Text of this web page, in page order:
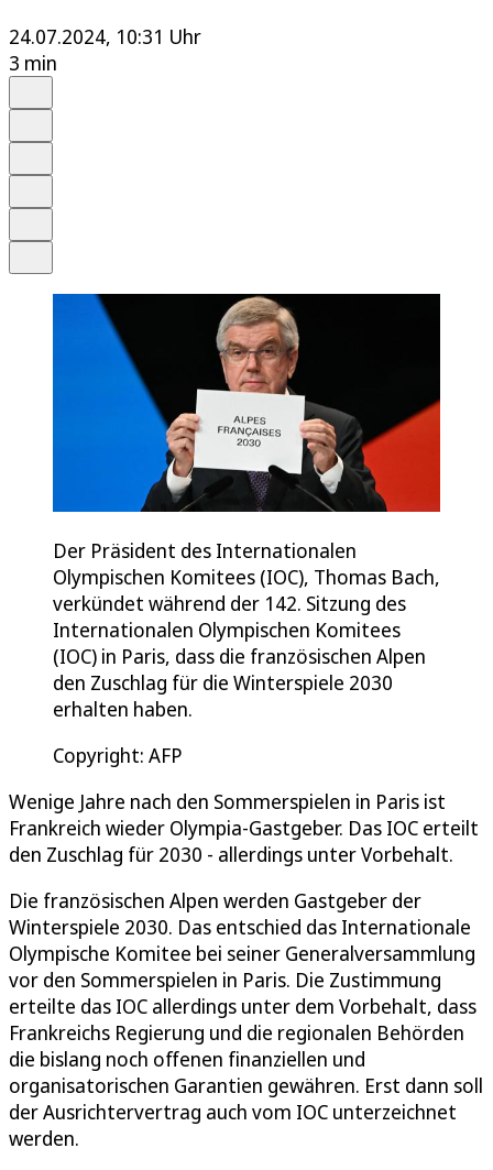
24.07.2024, 10:31 Uhr
3 min
Der Präsident des Internationalen
Olympischen Komitees (IOC), Thomas Bach,
verkündet während der 142. Sitzung des
Internationalen Olympischen Komitees
(IOC) in Paris, dass die französischen Alpen
den Zuschlag für die Winterspiele 2030
erhalten haben.
Copyright: AFP
Wenige Jahre nach den Sommerspielen in Paris ist
Frankreich wieder Olympia-Gastgeber. Das IOC erteilt
den Zuschlag für 2030 - allerdings unter Vorbehalt.
Die französischen Alpen werden Gastgeber der
Winterspiele 2030. Das entschied das Internationale
Olympische Komitee bei seiner Generalversammlung
vor den Sommerspielen in Paris. Die Zustimmung
erteilte das IOC allerdings unter dem Vorbehalt, dass
Frankreichs Regierung und die regionalen Behörden
die bislang noch offenen finanziellen und
organisatorischen Garantien gewähren. Erst dann soll
der Ausrichtervertrag auch vom IOC unterzeichnet
werden.